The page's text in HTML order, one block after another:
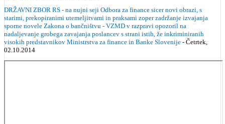
DRŽAVNI ZBOR RS - na nujni seji Odbora za finance sicer novi obrazi, s
starimi, prekopiranimi utemeljitvami in praksami zoper zadržanje izvajanja
sporne novele Zakona o bančništvu - VZMD v razpravi opozoril na
nadaljevanje grobega zavajanja poslancev s strani istih, že inkriminiranih
visokih predstavnikov Ministrstva za finance in Banke Slovenije - Četrtek,
02.10.2014